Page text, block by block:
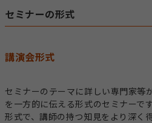
セミナーの形式
講演会形式
セミナーのテーマに詳しい専門家等
を一方的に伝える形式のセミナーで
形式で、講師の持つ知見をより深く